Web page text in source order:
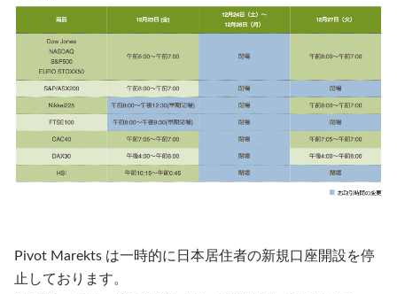
Pivot Marekts は一時的に日本居住者の新規口座開設を停
止しております。